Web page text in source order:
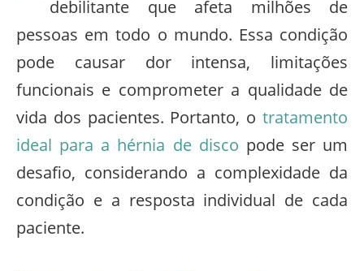
debilitante que afeta milhões de
pessoas em todo o mundo. Essa condição
pode causar dor intensa, limitações
funcionais e comprometer a qualidade de
vida dos pacientes. Portanto, o tratamento
ideal para a hérnia de disco pode ser um
desafio, considerando a complexidade da
condição e a resposta individual de cada
paciente.